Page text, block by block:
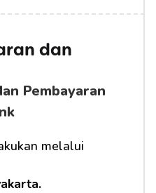
dan
Pembayaran
melalui